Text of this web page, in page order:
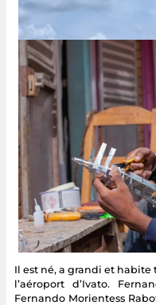
Il est né, a grandi et
l’aéroport d’Ivato.
Fernando Morientess